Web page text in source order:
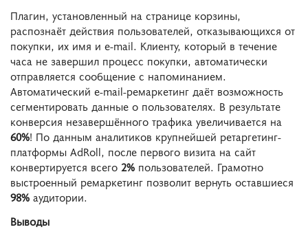
Плагин, установленный на странице корзины,
распознаёт действия пользователей, отказывающихся от
покупки, их имя и e-mail. Клиенту, который в течение
часа не завершил процесс покупки, автоматически
отправляется сообщение с напоминанием.
Автоматический e-mail-ремаркетинг даёт возможность
сегментировать данные о пользователях. В результате
конверсия незавершённого трафика увеличивается на
60%! По данным аналитиков крупнейшей ретаргетинг-
платформы AdRoll, после первого визита на сайт
конвертируется всего 2% пользователей. Грамотно
выстроенный ремаркетинг позволит вернуть оставшиеся
98% аудитории.
Выводы